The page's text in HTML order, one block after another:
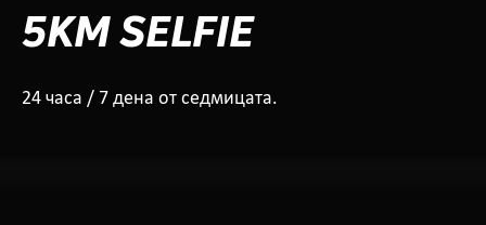
5KM SELFIE
24 часа / 7 дена от седмицата.